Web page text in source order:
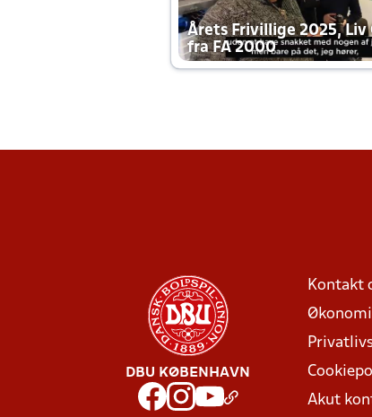
Årets Frivillige 2025, Liv
fra FA 2000
DBU KØBENHAVN
Kontakt
Akut